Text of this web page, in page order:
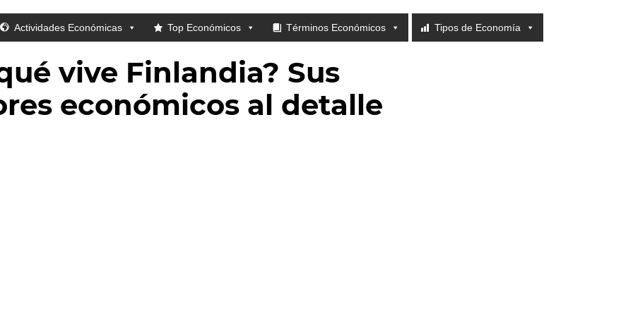
Actividades Económicas Top Económicos Términos Económicos Tipos de Economía
vive Finlandia? Sus
económicos al detalle